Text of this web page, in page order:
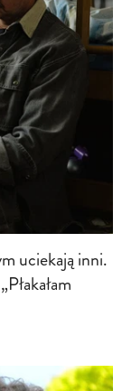
uciekają inni.